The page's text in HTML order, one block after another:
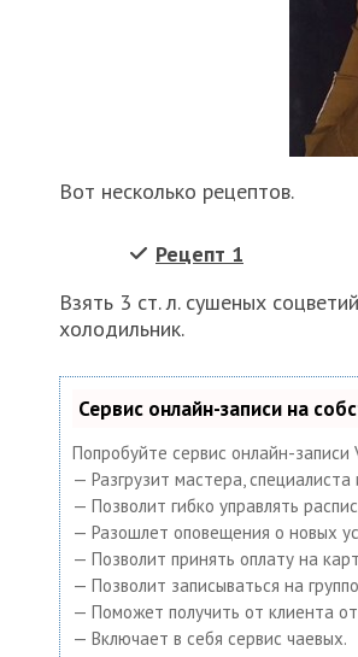
Вот несколько рецептов.
Рецепт 1
Взять 3 ст. л. сушеных
холодильник.
Сервис онлайн-записи на
Попробуйте сервис онлайн-
— Разгрузит мастера,
— Позволит гибко управлять
— Разошлет оповещения о новых
— Позволит принять оплату на
— Позволит записываться на
— Поможет получить от клиента
— Включает в себя сервис чаевых.